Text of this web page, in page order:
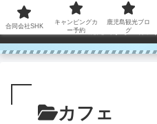
コンテンツへスキップ
鹿児島から世界
カフェ
合同会社SHK
キャンピングカ
ー予約
鹿児島観光ブロ
グ